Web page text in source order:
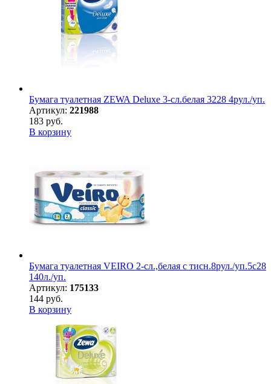
Бумага туалетная ZEWA Deluxe 3-сл.белая 3228 4рул./уп.
Артикул: 221988
183 руб.
В корзину
Бумага туалетная VEIRO 2-сл.,белая с тисн.8рул./уп.5с28
140л./уп.
Артикул: 175133
144 руб.
В корзину